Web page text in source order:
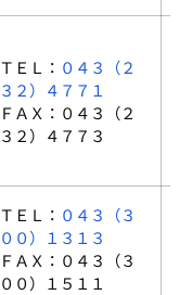
ＴＥＬ： ０４３（２
３２）４７７１
ＦＡＸ：０４３（２
３２）４７７３
ＴＥＬ： ０４３（３
００）１３１３
ＦＡＸ：０４３（３
００）１５１１